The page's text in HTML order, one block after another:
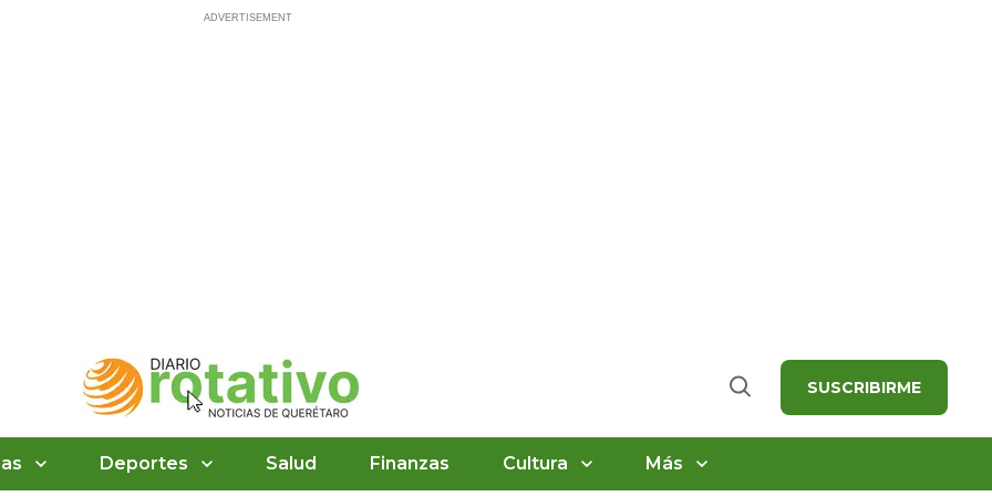
Buscar SUSCRIBIRME
Deportes Salud Finanzas Cultura Más